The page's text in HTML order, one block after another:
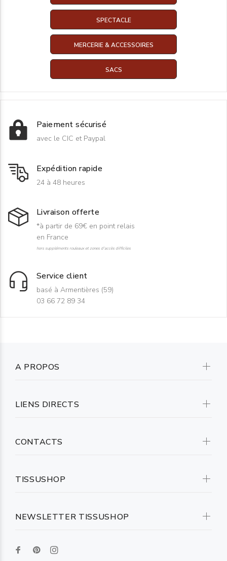
SPECTACLE
MERCERIE & ACCESSOIRES
SACS
Paiement sécurisé
avec le CIC et Paypal
Expédition rapide
24 à 48 heures
Livraison offerte
*à partir de 69€ en point relais
en France
hors suppléments rouleaux et zones d'accès difficiles
Service client
basé à Armentières (59)
03 66 72 89 34
NEWSLETTER TISSUSHOP
A PROPOS
LIENS DIRECTS
CONTACTS
TISSUSHOP